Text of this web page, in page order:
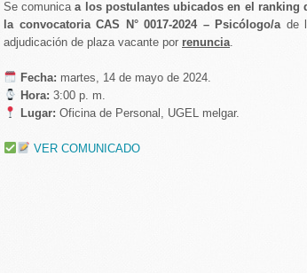
Se comunicaa los postulantes ubicados en el ranking
la convocatoria CAS N° 0017-2024 – Psicólogo/a de
adjudicación de plaza vacante por renuncia
️ Fecha: martes, 14 de mayo de 2024.
Hora: 3:00 p. m.
Lugar: Oficina de Personal, UGEL melgar.
VER COMUNICADO